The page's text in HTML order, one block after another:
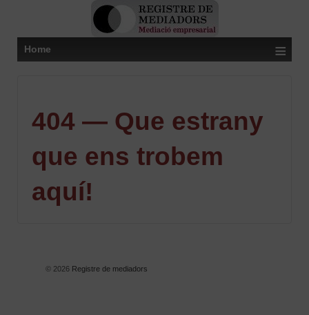
Home ≡
404 — Que estrany
que ens trobem
aquí!
© 2026Registre de mediadors